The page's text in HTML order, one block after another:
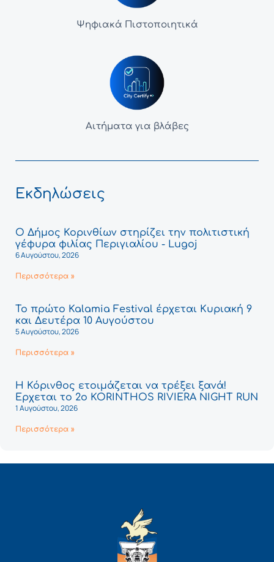
Ψηφιακά Πιστοποιητικά
Αιτήματα για βλάβες
Εκδηλώσεις
Ο Δήμος Κορινθίων στηρίζει την πολιτιστική
γέφυρα φιλίας Περιγιαλίου - Lugoj
6 Αυγούστου, 2026
Περισσότερα »
Το πρώτο Kalamia Festival έρχεται Κυριακή 9
και Δευτέρα 10 Αυγούστου
5 Αυγούστου, 2026
Περισσότερα »
Η Κόρινθος ετοιμάζεται να τρέξει ξανά!
Έρχεται το 2ο KORINTHOS RIVIERA NIGHT RUN
1 Αυγούστου, 2026
Περισσότερα »